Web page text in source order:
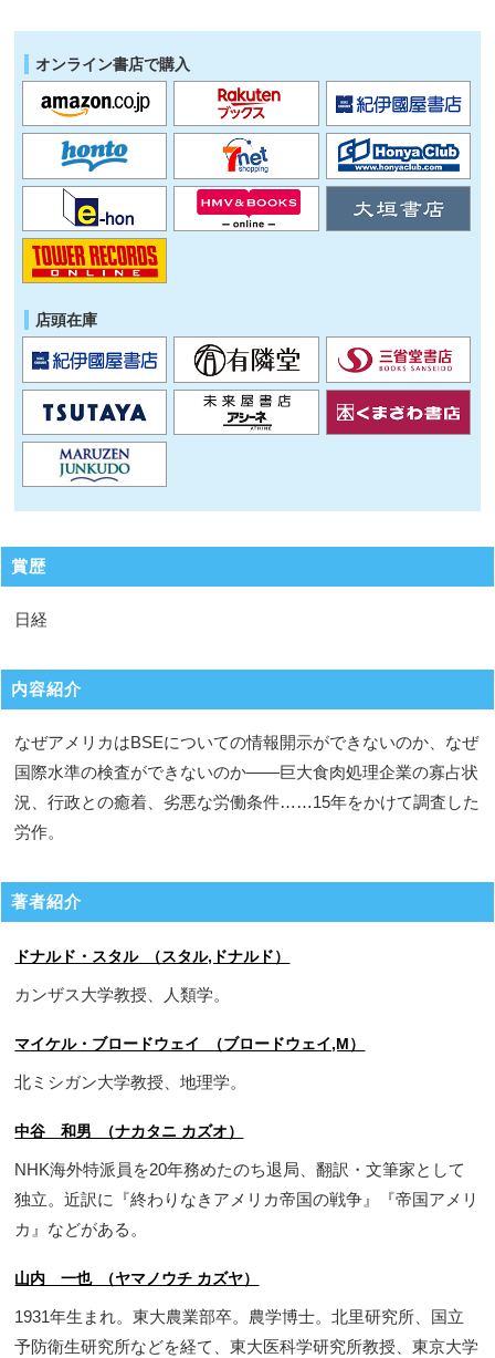
オンライン書店で購入
店頭在庫
賞歴
日経
内容紹介
なぜアメリカはBSEについての情報開示ができないのか、なぜ
国際水準の検査ができないのか――巨大食肉処理企業の寡占状
況、行政との癒着、劣悪な労働条件……15年をかけて調査した
労作。
著者紹介
ドナルド・スタル （スタル,ドナルド）
カンザス大学教授、人類学。
マイケル・ブロードウェイ （ブロードウェイ,M）
北ミシガン大学教授、地理学。
中谷 和男 （ナカタニ カズオ）
NHK海外特派員を20年務めたのち退局、翻訳・文筆家として
独立。近訳に『終わりなきアメリカ帝国の戦争』『帝国アメリ
カ』などがある。
山内 一也 （ヤマノウチ カズヤ）
1931年生まれ。東大農業部卒。農学博士。北里研究所、国立
予防衛生研究所などを経て、東大医科学研究所教授、東京大学